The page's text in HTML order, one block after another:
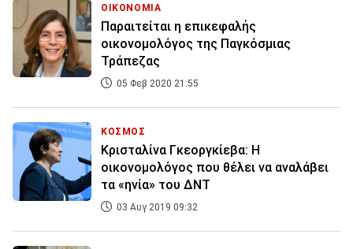
ΟΙΚΟΝΟΜΙΑ
Παραιτείται η επικεφαλής
οικονομολόγος της Παγκόσμιας
Τράπεζας
05 Φεβ 2020 21:55
ΚΟΣΜΟΣ
Κρισταλίνα Γκεοργκίεβα: H
οικονομολόγος που θέλει να αναλάβει
τα «ηνία» του ΔΝΤ
03 Αυγ 2019 09:32